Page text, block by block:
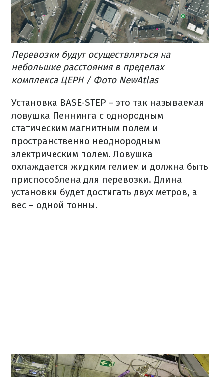
Перевозки будут осуществляться на
небольшие расстояния в пределах
комплекса ЦЕРН / Фото NewAtlas
Установка BASE-STEP – это так называемая
ловушка Пеннинга с однородным
статическим магнитным полем и
пространственно неоднородным
электрическим полем. Ловушка
охлаждается жидким гелием и должна быть
приспособлена для перевозки. Длина
установки будет достигать двух метров, а
вес – одной тонны.